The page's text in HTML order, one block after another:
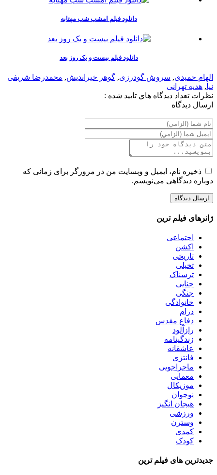
دانلود فیلم امشب شب مهتابه
دانلود فیلم بیست و یک روز بعد
الهام حمیدی, سروش گودرزی, گوهر خیراندیش, محمدرضا شریفی
نیا, هدیه تهرانی
نظرات تعداد ديدگاه هاي تاييد شده :
ارسال ديدگاه
ذخیره نام، ایمیل و وبسایت من در مرورگر برای زمانی که
دوباره دیدگاهی می‌نویسم.
ژانرهای فیلم ترین
اجتماعی
اکشن
تاریخی
تخیلی
ترسناک
جنایی
جنگی
خانوادگی
درام
دفاع مقدس
رازآلود
زندگینامه
عاشقانه
فانتزی
ماجراجویی
معمایی
موزیکال
نوجوان
هیجان انگیز
ورزشی
وسترن
کمدی
کودک
جدیدترین های فیلم ترین